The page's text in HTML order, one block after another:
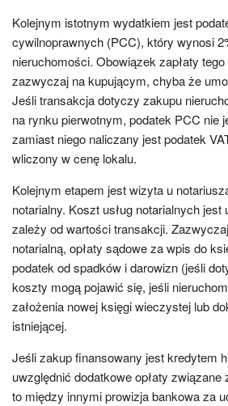
Kolejnym istotnym wydatkiem jest
cywilnoprawnych (PCC), który wynosi
nieruchomości. Obowiązek zapłaty
zazwyczaj na kupującym, chyba że
Jeśli transakcja dotyczy zakupu
na rynku pierwotnym, podatek PCC nie
zamiast niego naliczany jest podatek
wliczony w cenę lokalu.
Kolejnym etapem jest wizyta u
notarialny. Koszt usług notarialnych
zależy od wartości transakcji.
notarialną, opłaty sądowe za wpis do
podatek od spadków i darowizn (jeśli
koszty mogą pojawić się, jeśli
założenia nowej księgi wieczystej lub
istniejącej.
Jeśli zakup finansowany jest kredytem
uwzględnić dodatkowe opłaty
to między innymi prowizja bankowa za